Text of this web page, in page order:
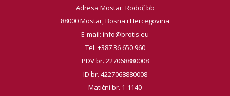
Adresa Mostar: Rodoč bb
88000 Mostar, Bosna i Hercegovina
E-mail: info@brotis.eu
Tel. +387 36 650 960
PDV br. 227068880008
ID br. 4227068880008
Matični br. 1-1140